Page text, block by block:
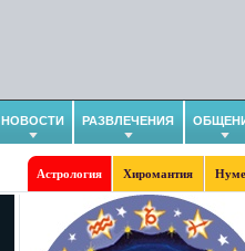
НОВОСТИ РАЗВЛЕЧЕНИЯ
Астрология Хиромантия